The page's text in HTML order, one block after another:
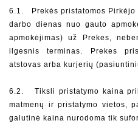
6.1.   Prekės pristatomos
darbo dienas nuo gauto
apmokėjimas) už Prekes,
ilgesnis terminas. Prekes
atstovas arba kurjerių
6.2.   Tiksli pristatymo kaina
matmenų ir pristatymo vietos,
galutinė kaina nurodoma tik